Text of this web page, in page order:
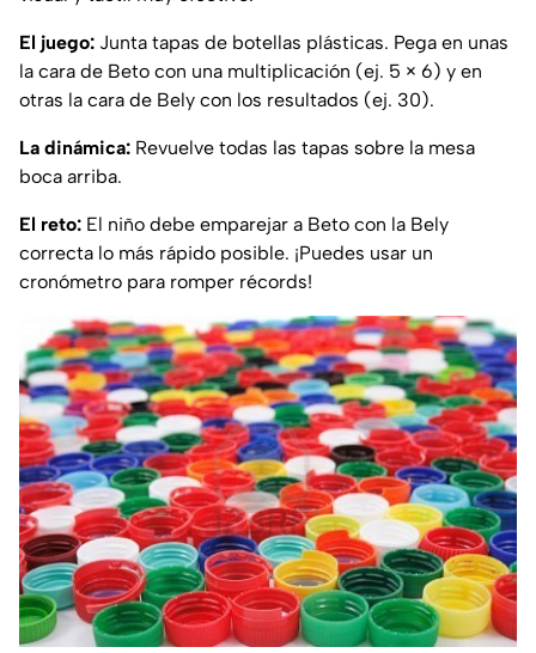
El juego: Junta tapas de botellas plásticas. Pega en unas
la cara de Beto con una multiplicación (ej. 5 × 6) y en
otras la cara de Bely con los resultados (ej. 30).
La dinámica: Revuelve todas las tapas sobre la mesa
boca arriba.
El reto: El niño debe emparejar a Beto con la Bely
correcta lo más rápido posible. ¡Puedes usar un
cronómetro para romper récords!